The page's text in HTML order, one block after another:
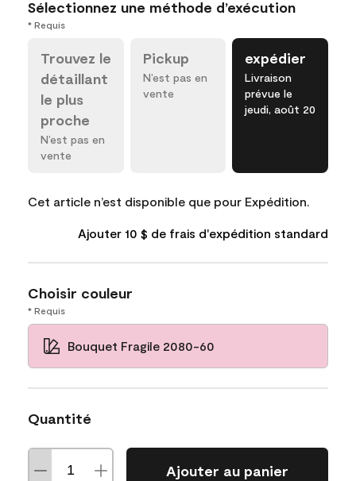
Sélectionnez une méthode d’exécution
* Requis
Trouvez le
détaillant
le plus
proche
N’est pas en
vente
Pickup
N’est pas en
vente
expédier
Livraison
prévue le
jeudi, août 20
Cet article n’est disponible que pour Expédition.
Ajouter 10 $ de frais d'expédition standard
Choisir couleur
* Requis
Bouquet Fragile 2080-60
Quantité
Ajouter au panier